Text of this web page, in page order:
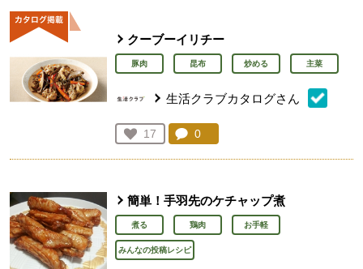
クーブーイリチー
豚肉 昆布 炒める 主菜
生活クラブカタログさん
お気に入り登録：
17
人が登録
コメント：
0
簡単！手羽先のケチャップ煮
煮る 鶏肉 お手軽
みんなの投稿レシピ